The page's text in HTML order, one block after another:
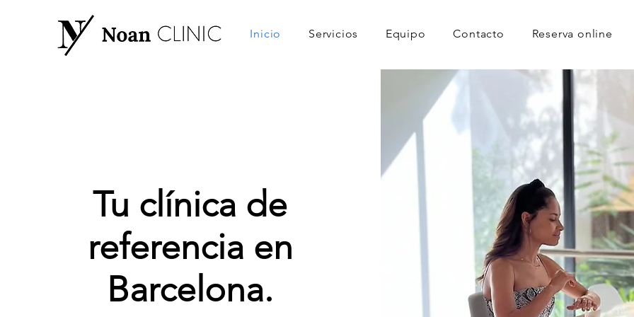
Inicio Servicios Equipo Contacto Reserva online
Tu clínica de
referencia en
Barcelona.